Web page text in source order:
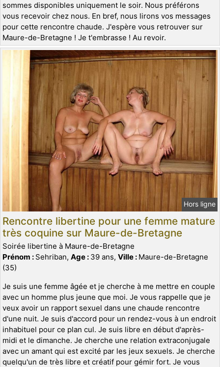
sommes disponibles uniquement le soir. Nous préférons
vous recevoir chez nous. En bref, nous lirons vos messages
pour cette rencontre chaude. J'espère vous retrouver sur
Maure-de-Bretagne ! Je t'embrasse ! Au revoir.
Hors ligne
Rencontre libertine pour une femme mature
très coquine sur Maure-de-Bretagne
Soirée libertine à Maure-de-Bretagne
Prénom : Sehriban, Age : 39 ans, Ville : Maure-de-Bretagne
(35)
Je suis une femme âgée et je cherche à me mettre en couple
avec un homme plus jeune que moi. Je vous rappelle que je
veux avoir un rapport sexuel dans une chaude rencontre
d'une nuit. Je suis d'accord pour un rendez-vous à un endroit
inhabituel pour ce plan cul. Je suis libre en début d'après-
midi et le dimanche. Je cherche une relation extraconjugale
avec un amant qui est excité par les jeux sexuels. Je cherche
quelqu'un de très libre et créatif pour gémir fort. Je vous